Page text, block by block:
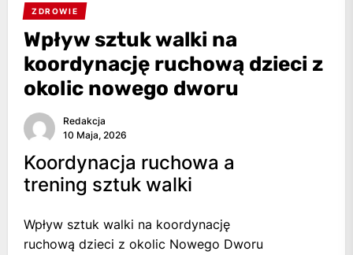
ZDROWIE
Wpływ sztuk walki na
koordynację ruchową dzieci z
okolic nowego dworu
Redakcja
10 Maja, 2026
Koordynacja ruchowa a
trening sztuk walki
Wpływ sztuk walki na koordynację
ruchową dzieci z okolic Nowego Dworu